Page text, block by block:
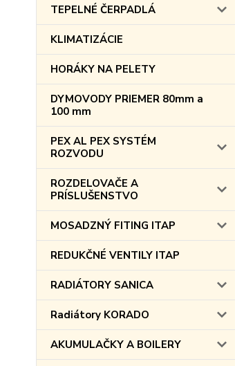
TEPELNÉ ČERPADLÁ
KLIMATIZÁCIE
HORÁKY NA PELETY
DYMOVODY PRIEMER 80mm a
100 mm
PEX AL PEX SYSTÉM
ROZVODU
ROZDELOVAČE A
PRÍSLUŠENSTVO
MOSADZNÝ FITING ITAP
REDUKČNÉ VENTILY ITAP
RADIÁTORY SANICA
Radiátory KORADO
AKUMULAČKY A BOILERY